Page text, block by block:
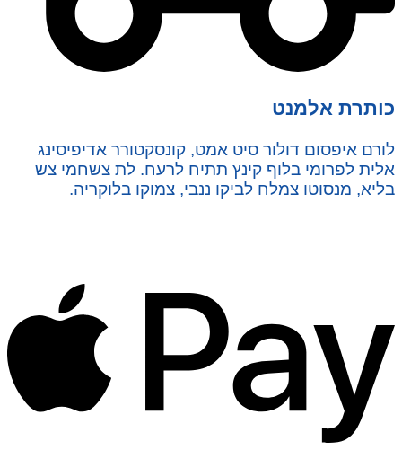
כותרת אלמנט
לורם איפסום דולור סיט אמט, קונסקטורר אדיפיסינג
אלית לפרומי בלוף קינץ תתיח לרעח. לת צשחמי צש
בליא, מנסוטו צמלח לביקו ננבי, צמוקו בלוקריה.